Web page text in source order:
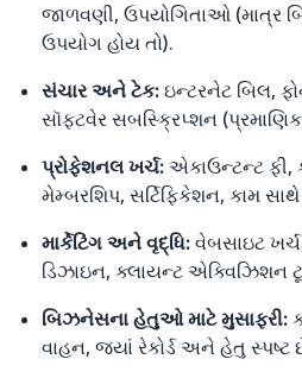
જાળવણી, ઉપયોગિતાઓ (માત્ર
ઉપયોગ હોય તો).
સંચાર અને ટેક: ઇન્ટરનેટ બિલ,
સૉફ્ટવેર સબસ્ક્રિપ્શન
પ્રોફેશનલ ખર્ચ: એકાઉન્ટન્ટ ફી,
મેમ્બરશિપ, સર્ટિફિકેશન, કામ
માર્કેટિંગ અને વૃદ્ધિ: વેબસાઇટ ખર્ચ,
ડિઝાઇન, ક્લાયન્ટ એક્વિઝિશન
બિઝનેસના હેતુઓ માટે મુસાફરી:
વાહન, જ્યાં રેકોર્ડ અને હેતુ સ્પષ્ટ